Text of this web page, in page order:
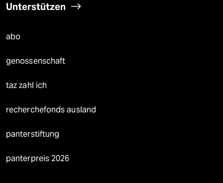
Unterstützen
abo
genossenschaft
taz zahl ich
recherchefonds ausland
panterstiftung
panterpreis 2026